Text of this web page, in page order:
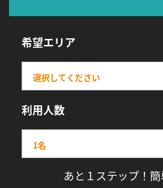
希望エリア
利用人数
あと１ステップ！簡